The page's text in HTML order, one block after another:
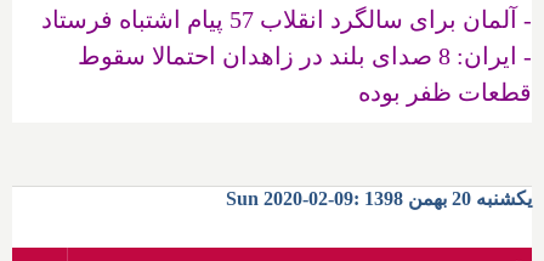
- آلمان برای سالگرد انقلاب 57 پیام اشتباه فرستاد
- ایران: 8 صدای بلند در زاهدان احتمالا سقوط
قطعات ظفر بوده
یکشنبه 20 بهمن 1398 :09-02-2020 Sun